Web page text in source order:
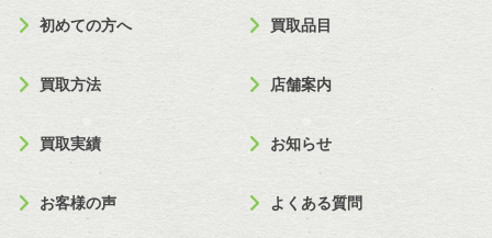
初めての方へ 買取品目
買取方法 店舗案内
買取実績 お知らせ
お客様の声 よくある質問